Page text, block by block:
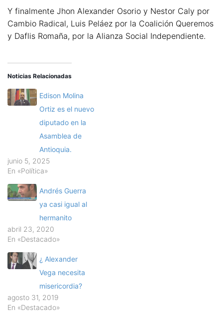
Y finalmente Jhon Alexander Osorio y Nestor Caly por
Cambio Radical, Luis Peláez por la Coalición Queremos
y Daflis Romaña, por la Alianza Social Independiente.
Noticias Relacionadas
Edison Molina
Ortiz es el nuevo
diputado en la
Asamblea de
Antioquia.
junio 5, 2025
En «Política»
Andrés Guerra
ya casi igual al
hermanito
abril 23, 2020
En «Destacado»
¿ Alexander
Vega necesita
misericordia?
agosto 31, 2019
En «Destacado»